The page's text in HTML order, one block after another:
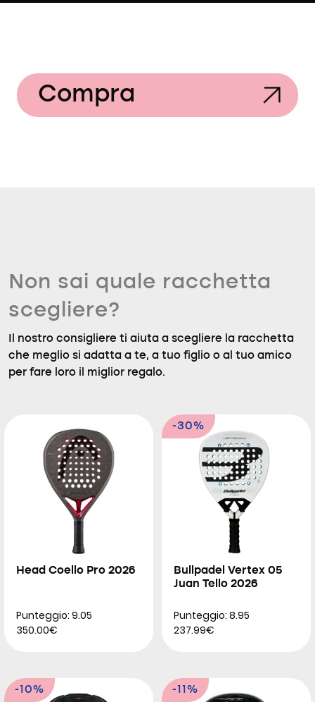
Compra
Non sai quale racchetta
scegliere?
Il nostro consigliere ti aiuta a scegliere la racchetta
che meglio si adatta a te, a tuo figlio o al tuo amico
per fare loro il miglior regalo.
Head Coello Pro 2026
Punteggio: 9.05
350.00€
-30%
Bullpadel Vertex 05
Juan Tello 2026
Punteggio: 8.95
237.99€
-10% -11%